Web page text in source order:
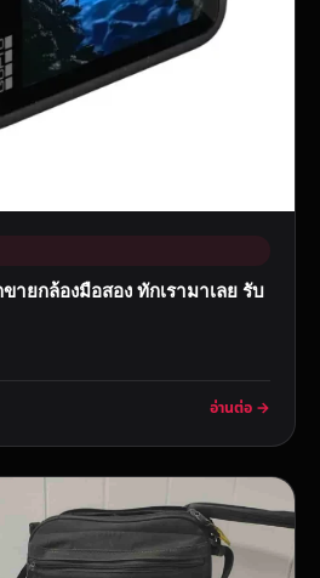
ายกล้องมือสอง ทักเรามาเลย รับ
อ่านต่อ →